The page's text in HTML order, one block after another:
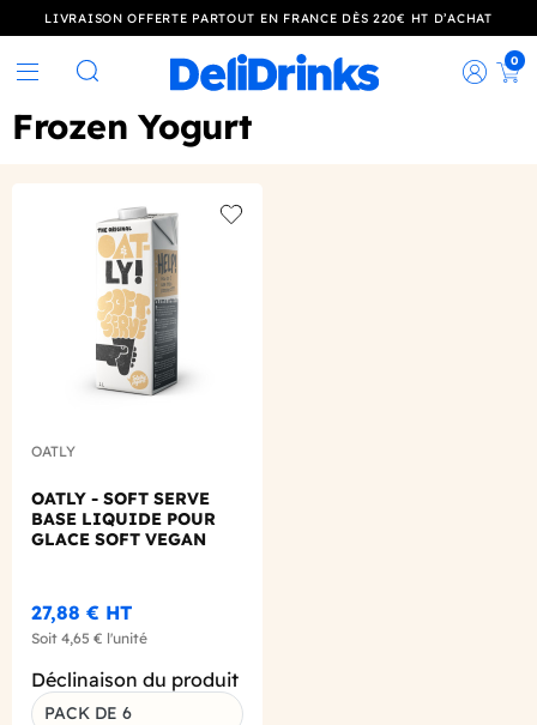
LIVRAISON OFFERTE PARTOUT EN FRANCE DÈS 220€ HT D’ACHAT
Rechercher
0
Frozen Yogurt
OATLY
OATLY - SOFT SERVE
BASE LIQUIDE POUR
GLACE SOFT VEGAN
27,88 € HT
Soit 4,65 € l'unité
Déclinaison du produit
PACK DE 6